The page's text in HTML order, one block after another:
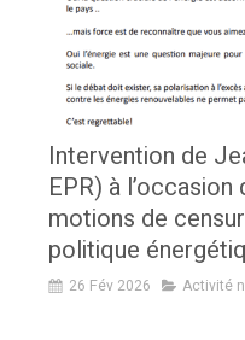
Intervention de
EPR) à
motions de
politique
26 Fév 2026 Activité